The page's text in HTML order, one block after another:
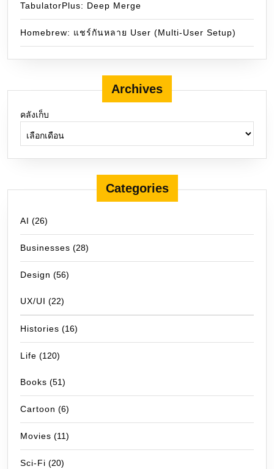
TabulatorPlus: Deep Merge
Homebrew: แชร์กันหลาย User (Multi-User Setup)
Archives
คลังเก็บ
Categories
AI (26)
Businesses (28)
Design (56)
UX/UI (22)
Histories (16)
Life (120)
Books (51)
Cartoon (6)
Movies (11)
Sci-Fi (20)